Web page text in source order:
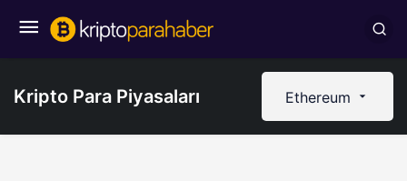
Kripto Para Piyasaları Ethereum